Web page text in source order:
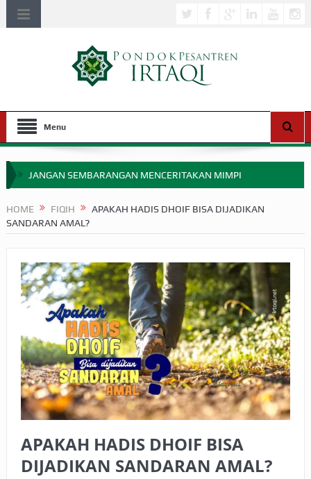
Menu
JANGAN SEMBARANGAN MENCERITAKAN MIMPI
MIMPI YANG DIABAIKAN MENJELANG PERANG BADAR
SEBELUM TIBA SAAT WAJIB?
HAKIKAT NIKMAT DI DUNIA!
BAGAIMANA CARA MEMBAYAR ZAKAT UANG?
UANG HARAM BISA MENJADI HALAL JIKA SEBAB
KEPEMILIKANNYA BERUBAH
ISTIDLAL BATIL VS ISTIDLAL SYAR’I
BAHASA CINTA KARENA ALLAH
HUKUM MEMBAYAR ZAKAT DENGAN CARA MENGANGSUR
HOME FIQIH
APAKAH HADIS DHOIF BISA DIJADIKAN
SANDARAN AMAL?
APAKAH HADIS DHOIF BISA
DIJADIKAN SANDARAN AMAL?